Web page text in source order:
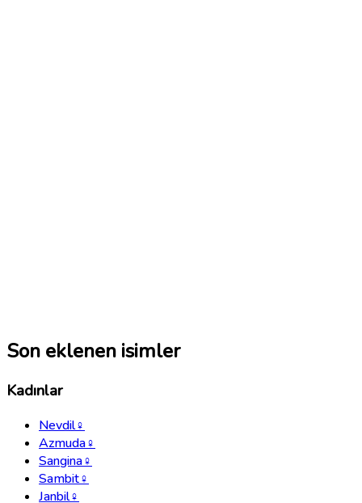
Son eklenen isimler
Kadınlar
Nevdil♀
Azmuda♀
Sangina♀
Sambit♀
Janbil♀